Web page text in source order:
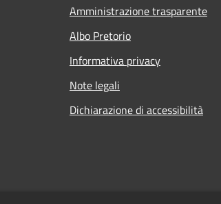
Amministrazione trasparente
Albo Pretorio
Informativa privacy
Note legali
Dichiarazione di accessibilità